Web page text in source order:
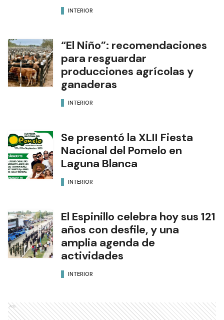
INTERIOR
“El Niño”: recomendaciones
para resguardar
producciones agrícolas y
ganaderas
INTERIOR
Se presentó la XLII Fiesta
Nacional del Pomelo en
Laguna Blanca
INTERIOR
El Espinillo celebra hoy sus 121
años con desfile, y una
amplia agenda de
actividades
INTERIOR
Ads